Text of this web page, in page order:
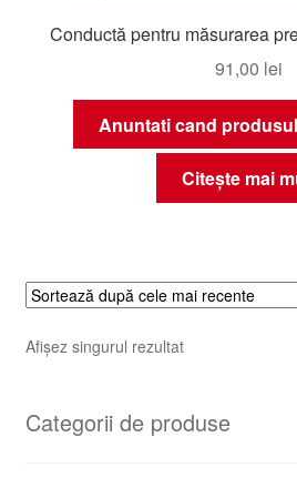
Conductă pentru măsurarea
91,00 lei
Anuntati cand
Citește mai
Afișez singurul rezultat
Categorii de produse